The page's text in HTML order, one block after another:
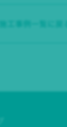
施工事例一覧に戻る